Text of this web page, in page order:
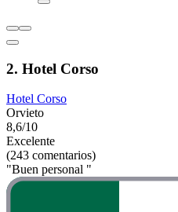
2. Hotel Corso
Hotel Corso
Orvieto
8,6/10
Excelente
(243 comentarios)
"Buen personal "